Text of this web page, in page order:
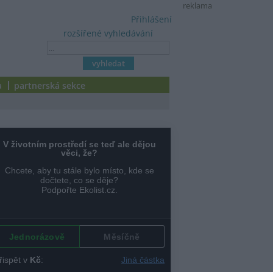
reklama
rozšířené vyhledávání
Přihlášení
partnerská sekce